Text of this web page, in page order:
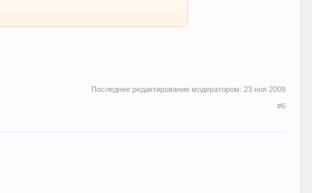
Последнее редактирование модератором: 23 ноя 2009
#6